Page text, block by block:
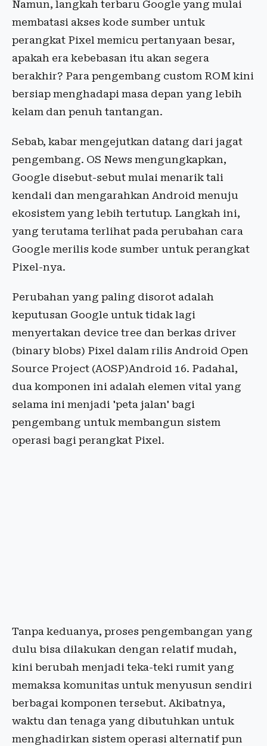
Namun, langkah terbaru Google yang mulai
membatasi akses kode sumber untuk
perangkat Pixel memicu pertanyaan besar,
apakah era kebebasan itu akan segera
berakhir? Para pengembang custom ROM kini
bersiap menghadapi masa depan yang lebih
kelam dan penuh tantangan.
Sebab, kabar mengejutkan datang dari jagat
pengembang. OS News mengungkapkan,
Google disebut-sebut mulai menarik tali
kendali dan mengarahkan Android menuju
ekosistem yang lebih tertutup. Langkah ini,
yang terutama terlihat pada perubahan cara
Google merilis kode sumber untuk perangkat
Pixel-nya.
Perubahan yang paling disorot adalah
keputusan Google untuk tidak lagi
menyertakan device tree dan berkas driver
(binary blobs) Pixel dalam rilis Android Open
Source Project (AOSP)Android 16. Padahal,
dua komponen ini adalah elemen vital yang
selama ini menjadi 'peta jalan' bagi
pengembang untuk membangun sistem
operasi bagi perangkat Pixel.
Tanpa keduanya, proses pengembangan yang
dulu bisa dilakukan dengan relatif mudah,
kini berubah menjadi teka-teki rumit yang
memaksa komunitas untuk menyusun sendiri
berbagai komponen tersebut. Akibatnya,
waktu dan tenaga yang dibutuhkan untuk
menghadirkan sistem operasi alternatif pun